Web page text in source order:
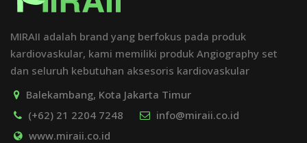
MIRAII adalah brand yang berfokus pada produk
kardiovaskular, kami memiliki produk Angiography set
dan seluruh kebutuhan aksesoris kardiovaskular
Balekambang, Kota Jakarta Timur
(+62) 21 2204 7248
info@miraii.co.id
www.miraii.co.id